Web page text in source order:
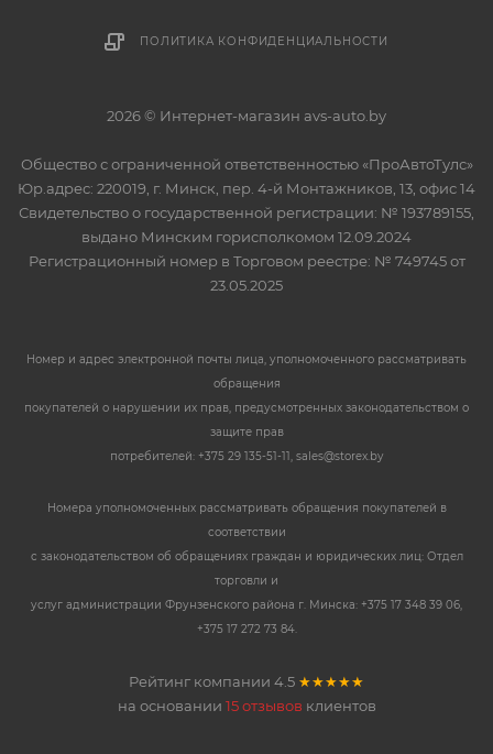
ПОЛИТИКА КОНФИДЕНЦИАЛЬНОСТИ
2026 © Интернет-магазин avs-auto.by
Общество с ограниченной ответственностью «ПроАвтоТулс»
Юр.адрес: 220019, г. Минск, пер. 4-й Монтажников, 13, офис 14
Свидетельство о государственной регистрации: № 193789155,
выдано Минским горисполкомом 12.09.2024
Регистрационный номер в Торговом реестре: № 749745 от
23.05.2025
Номер и адрес электронной почты лица, уполномоченного рассматривать
обращения
покупателей о нарушении их прав, предусмотренных законодательством о
защите прав
потребителей: +375 29 135-51-11, sales@storex.by
Номера уполномоченных рассматривать обращения покупателей в
соответствии
с законодательством об обращениях граждан и юридических лиц: Отдел
торговли и
услуг администрации Фрунзенского района г. Минска: +375 17 348 39 06,
+375 17 272 73 84.
Рейтинг компании 4.5 ★★★★★
на основании 15 отзывов клиентов